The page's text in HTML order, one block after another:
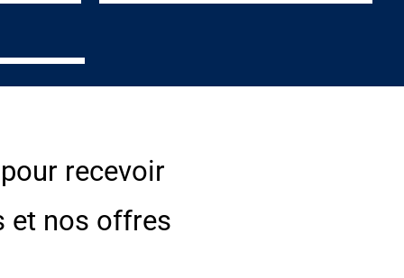
recevoir
et nos offres